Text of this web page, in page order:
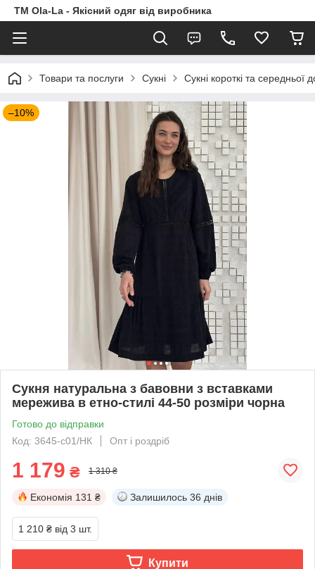
TM Ola-La - Якісний одяг від виробника
Товари та послуги Сукні Сукні короткі та середньої
–10%
Сукня натуральна з бавовни з вставками
мережива в етно-стилі 44-50 розміри чорна
Готово до відправки
Код: 3645-с01/НК
Опт і роздріб
1 179 ₴ 1 310 ₴
Економія 131 ₴ Залишилось 36 днів
1 210 ₴ від 3 шт.
Купити